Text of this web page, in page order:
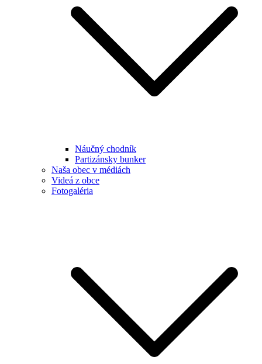
Náučný chodník
Partizánsky bunker
Naša obec v médiách
Videá z obce
Fotogaléria